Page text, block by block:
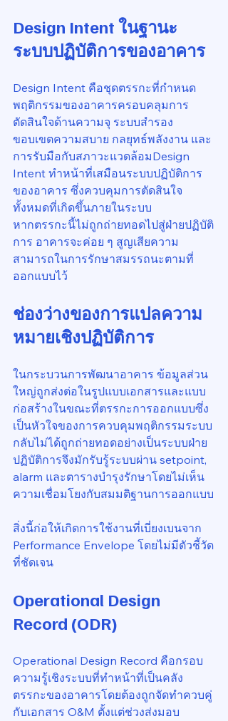
Design Intent ในฐานะ
ระบบปฏิบัติการของอาคาร
Design Intent คือชุดตรรกะที่กำหนด
พฤติกรรมของอาคารครอบคลุมการ
ตัดสินใจด้านความจุ ระบบสำรอง
ขอบเขตความสบาย กลยุทธ์พลังงาน และ
การรับมือกับสภาวะแวดล้อมDesign
Intent ทำหน้าที่เสมือนระบบปฏิบัติการ
ของอาคาร ซึ่งควบคุมการตัดสินใจ
ทั้งหมดที่เกิดขึ้นภายในระบบ
หากตรรกะนี้ไม่ถูกถ่ายทอดไปสู่ฝ่ายปฏิบัติ
การ อาคารจะค่อย ๆ สูญเสียความ
สามารถในการรักษาสมรรถนะตามที่
ออกแบบไว้
ช่องว่างของการแปลความ
หมายเชิงปฏิบัติการ
ในกระบวนการพัฒนาอาคาร ข้อมูลส่วน
ใหญ่ถูกส่งต่อในรูปแบบเอกสารและแบบ
ก่อสร้างในขณะที่ตรรกะการออกแบบซึ่ง
เป็นหัวใจของการควบคุมพฤติกรรมระบบ
กลับไม่ได้ถูกถ่ายทอดอย่างเป็นระบบฝ่าย
ปฏิบัติการจึงมักรับรู้ระบบผ่าน setpoint,
alarm และตารางบำรุงรักษาโดยไม่เห็น
ความเชื่อมโยงกับสมมติฐานการออกแบบ
สิ่งนี้ก่อให้เกิดการใช้งานที่เบี่ยงเบนจาก
Performance Envelope โดยไม่มีตัวชี้วัด
ที่ชัดเจน
Operational Design
Record (ODR)
Operational Design Record คือกรอบ
ความรู้เชิงระบบที่ทำหน้าที่เป็นคลัง
ตรรกะของอาคารโดยต้องถูกจัดทำควบคู่
กับเอกสาร O&M ตั้งแต่ช่วงส่งมอบ